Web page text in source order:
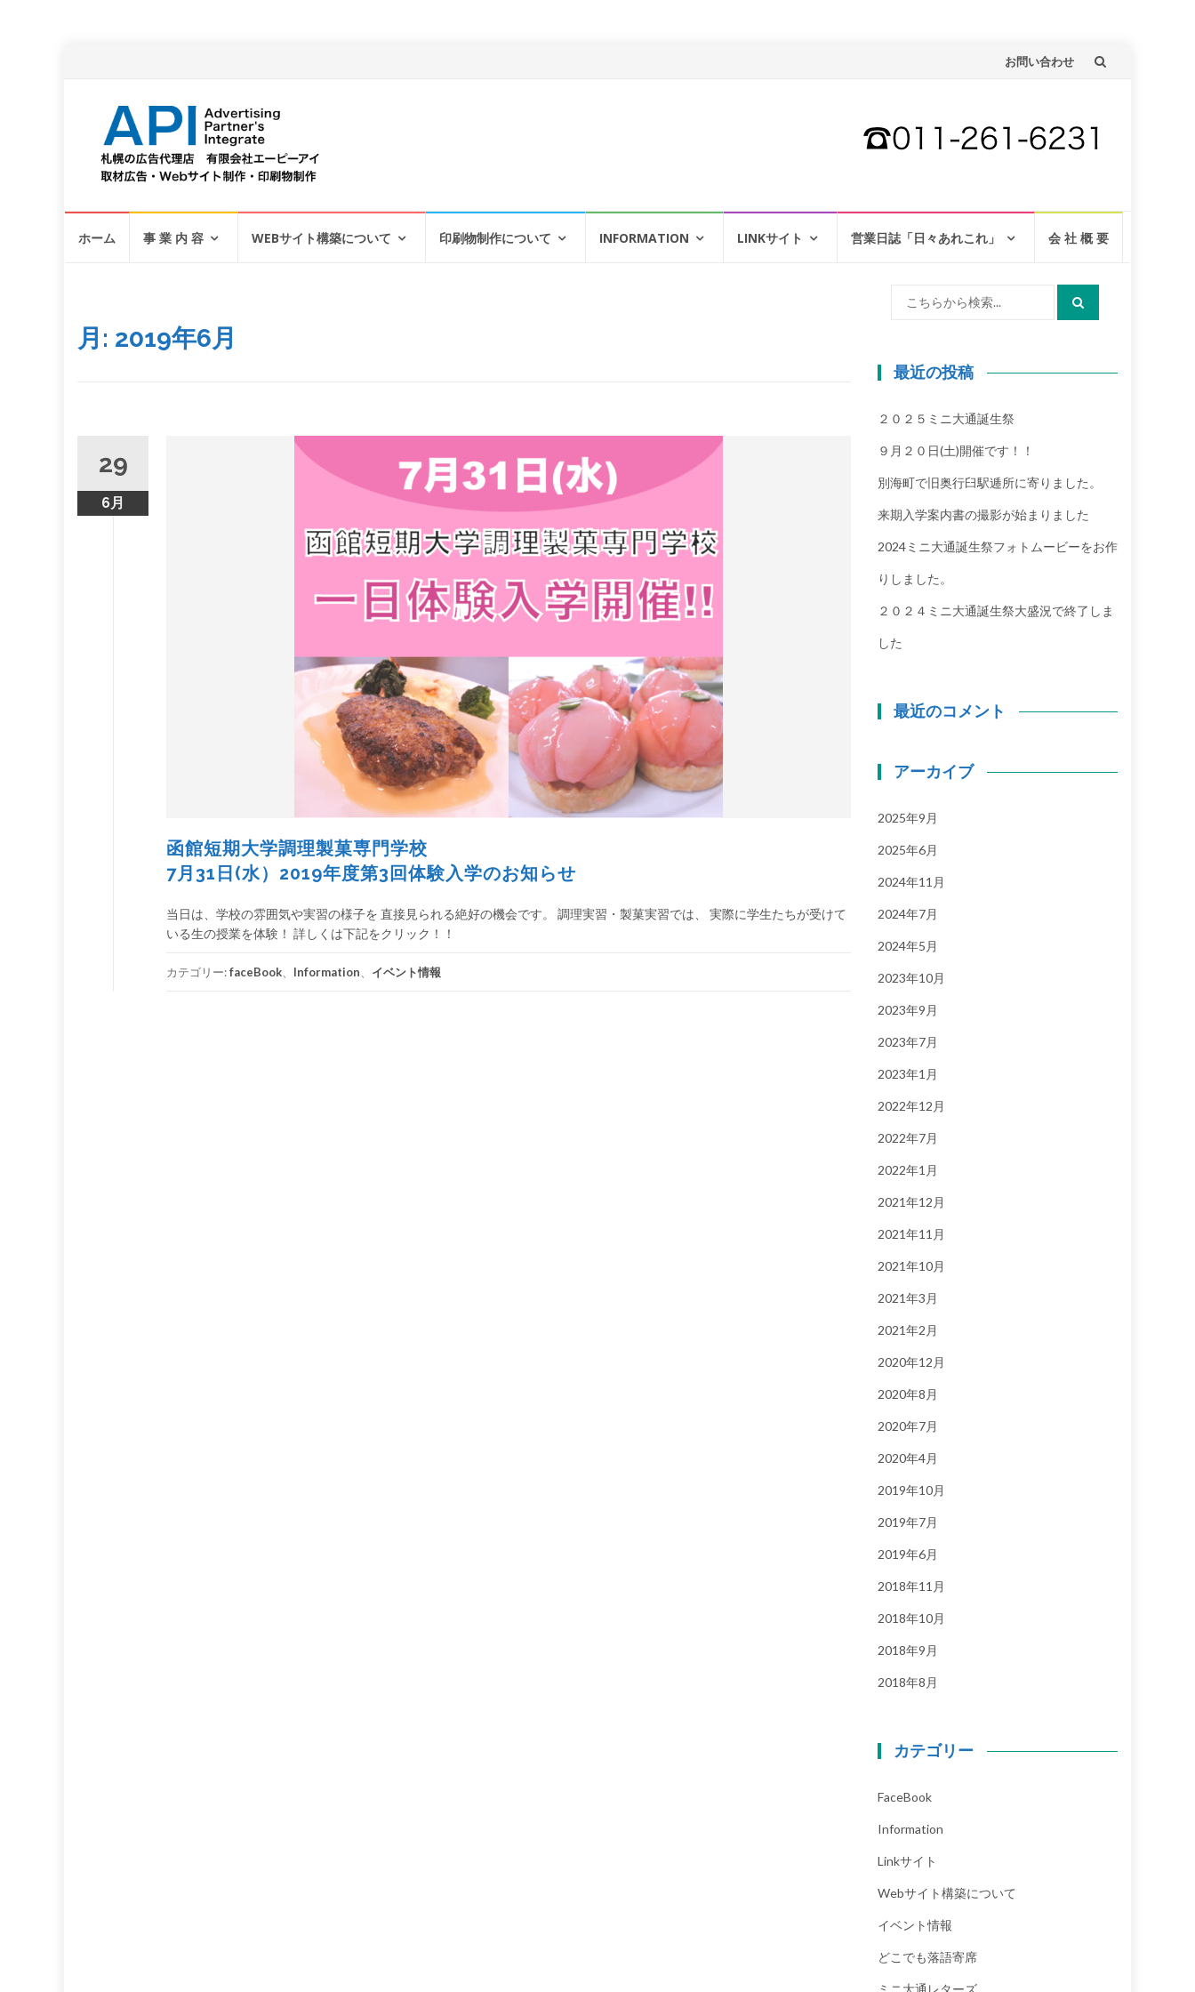
コ
テ
お問い合わせ
ホーム 事 業 内 容 WEBサイト構築について 印刷物制作について INFORMATION LINKサイト 営業日誌「日々あれこれ」 会 社 概 要
月: 2019年6月
29
6月
函館短期大学調理製菓専門学校
7月31日(水）2019年度第3回体験入学のお知らせ
当日は、学校の雰囲気や実習の様子を 直接見られる絶好の機会です。 調理実習・製菓実習では、 実際に学生たちが受けて
いる生の授業を体験！ 詳しくは下記をクリック！！
カテゴリー:faceBook Information イベント情報
最近の投稿
２０２５ミニ大通誕生祭
９月２０日(土)開催です！！
別海町で旧奥行臼駅逓所に寄りました。
来期入学案内書の撮影が始まりました
2024ミニ大通誕生祭フォトムービーをお作
りしました。
２０２４ミニ大通誕生祭大盛況で終了しま
した
最近のコメント
アーカイブ
2025年9月
2025年6月
2024年11月
2024年7月
2024年5月
2023年10月
2023年9月
2023年7月
2023年1月
2022年12月
2022年7月
2022年1月
2021年12月
2021年11月
2021年10月
2021年3月
2021年2月
2020年12月
2020年8月
2020年7月
2020年4月
2019年10月
2019年7月
2019年6月
2018年11月
2018年10月
2018年9月
2018年8月
カテゴリー
FaceBook
Information
Linkサイト
Webサイト構築について
イベント情報
どこでも落語寄席
ミニ大通レターズ